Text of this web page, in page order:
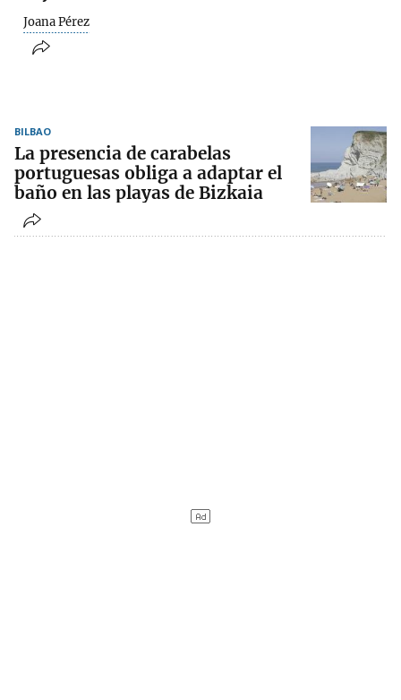
Joana Pérez
BILBAO
La presencia de carabelas
portuguesas obliga a adaptar el
baño en las playas de Bizkaia